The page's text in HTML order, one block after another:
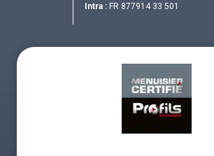
Intra : FR 877914 33 501